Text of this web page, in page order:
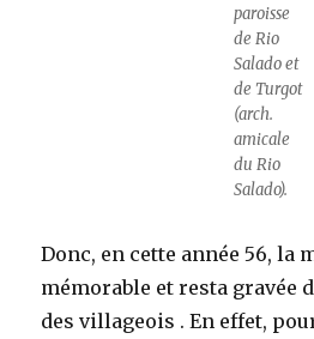
paroisse
de Rio
Salado et
de Turgot
(arch.
amicale
du Rio
Salado).
Donc, en cette année 56, la
mémorable et resta gravée
des villageois . En effet,